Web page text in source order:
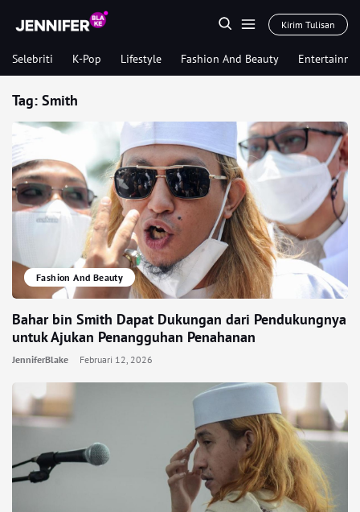
Kirim Tulisan
Selebriti K-Pop Lifestyle Fashion And Beauty
Tag: Smith
Fashion And Beauty
Bahar bin Smith Dapat Dukungan dari Pendukungnya
untuk Ajukan Penangguhan Penahanan
JenniferBlake Februari 12, 2026